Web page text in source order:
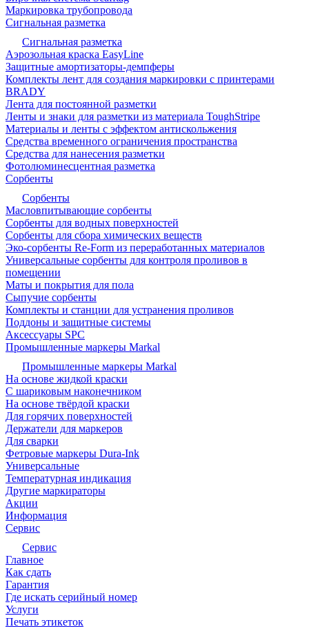
Маркировка трубопровода
Сигнальная разметка
Сигнальная разметка
Аэрозольная краска EasyLine
Защитные амортизаторы-демпферы
Комплекты лент для создания маркировки с принтерами
BRADY
Лента для постоянной разметки
Ленты и знаки для разметки из материала ToughStripe
Материалы и ленты с эффектом антискольжения
Средства временного ограничения пространства
Средства для нанесения разметки
Фотолюминесцентная разметка
Сорбенты
Сорбенты
Масловпитывающие сорбенты
Сорбенты для водных поверхностей
Сорбенты для сбора химических веществ
Эко-сорбенты Re-Form из переработанных материалов
Универсальные сорбенты для контроля проливов в
помещении
Маты и покрытия для пола
Сыпучие сорбенты
Комплекты и станции для устранения проливов
Поддоны и защитные системы
Аксессуары SPC
Промышленные маркеры Markal
Промышленные маркеры Markal
На основе жидкой краски
С шариковым наконечником
На основе твёрдой краски
Для горячих поверхностей
Держатели для маркеров
Для сварки
Фетровые маркеры Dura-Ink
Универсальные
Температурная индикация
Другие маркираторы
Акции
Информация
Сервис
Сервис
Главное
Как сдать
Гарантия
Где искать серийный номер
Услуги
Печать этикеток